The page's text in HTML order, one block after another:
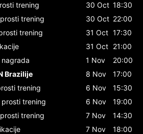
trening 30 Oct 18:30
trening 30 Oct 22:00
trening 31 Oct 17:30
31 Oct 21:00
nagrada 1 Nov
20:00
Brazilije
8 Nov
17:00
trening 6 Nov
15:30
prosti trening 6 Nov
19:00
trening 7 Nov
14:30
7 Nov
18:00